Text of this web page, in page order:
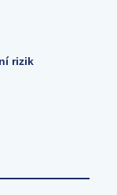
rizik